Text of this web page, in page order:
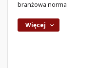
branżowa norma
Więcej